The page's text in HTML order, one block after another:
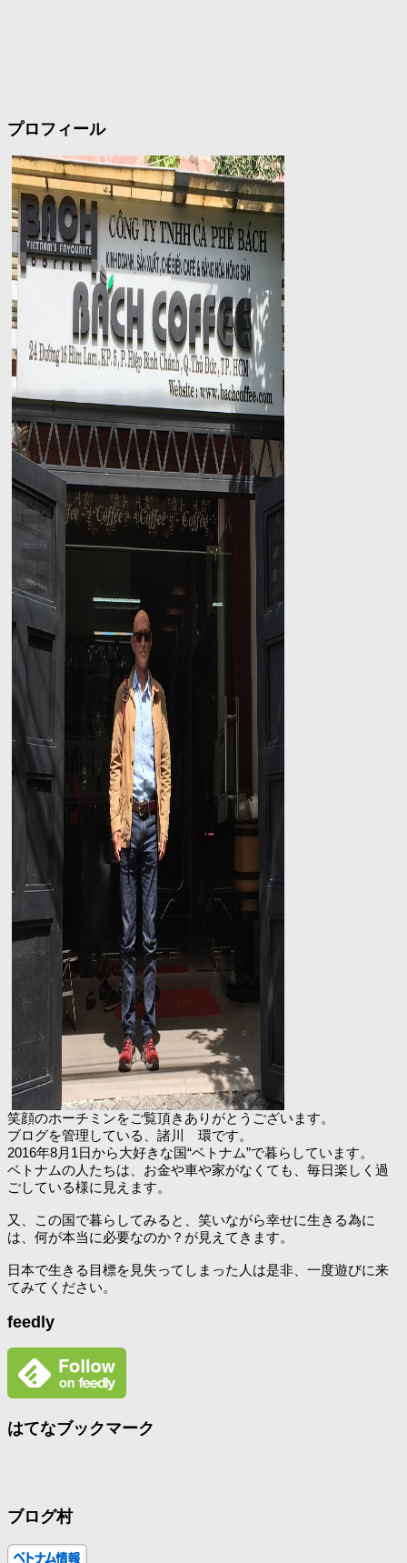
プロフィール
笑顔のホーチミンをご覧頂きありがとうございます。
ブログを管理している、諸川 環です。
2016年8月1日から大好きな国“ベトナム”で暮らしています。
ベトナムの人たちは、お金や車や家がなくても、毎日楽しく過
ごしている様に見えます。
又、この国で暮らしてみると、笑いながら幸せに生きる為に
は、何が本当に必要なのか？が見えてきます。
日本で生きる目標を見失ってしまった人は是非、一度遊びに来
てみてください。
feedly
はてなブックマーク
ブログ村